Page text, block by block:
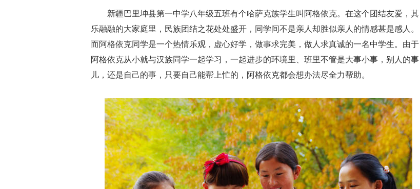
新疆巴里坤县第一中学八年级五班有个哈萨克族学生叫阿格依克。在这个团结友爱，其
乐融融的大家庭里，民族团结之花处处盛开，同学间不是亲人却胜似亲人的情感甚是感人。
而阿格依克同学是一个热情乐观，虚心好学，做事求完美，做人求真诚的一名中学生。由于
阿格依克从小就与汉族同学一起学习，一起进步的环境里、班里不管是大事小事，别人的事
儿，还是自己的事，只要自己能帮上忙的，阿格依克都会想办法尽全力帮助。